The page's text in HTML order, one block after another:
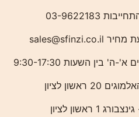
03-9622183
מחיר sales@sfinzi.co.il
בין השעות 9:30-17:30
ראשון לציון
1 ראשון לציון